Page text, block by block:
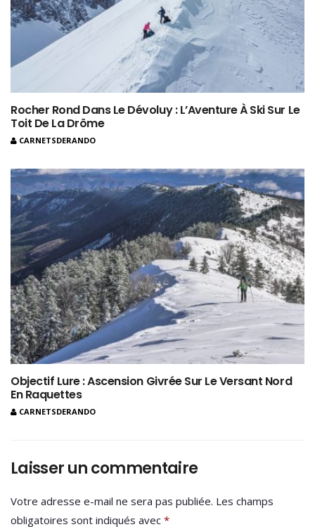
Rocher Rond Dans Le Dévoluy : L’Aventure À Ski Sur Le
Toit De La Drôme
CARNETSDERANDO
Objectif Lure : Ascension Givrée Sur Le Versant Nord
En Raquettes
CARNETSDERANDO
Laisser un commentaire
Votre adresse e-mail ne sera pas publiée. Les champs
obligatoires sont indiqués avec *